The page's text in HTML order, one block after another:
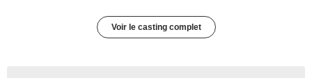
Voir le casting complet